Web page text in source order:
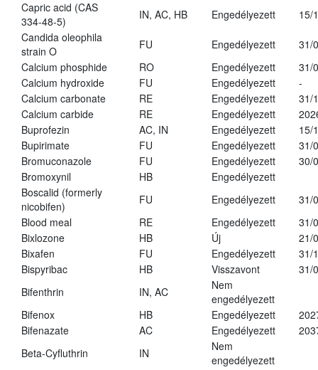
Capric acid (CAS
334-48-5)
IN, AC, HB Engedélyezett
15/
Candida oleophila
strain O
FU Engedélyezett
31/
Calcium phosphide
RO Engedélyezett
31/
Calcium hydroxide
FU Engedélyezett
-
Calcium carbonate
RE Engedélyezett
31/
Calcium carbide
RE Engedélyezett
Buprofezin
AC, IN Engedélyezett
15/
Bupirimate
FU Engedélyezett
31/
Bromuconazole
FU Engedélyezett
30/
Bromoxynil
HB
Engedélyezett
Boscalid (formerly
nicobifen)
FU Engedélyezett
31/
Blood meal
RE Engedélyezett
31/
Bixlozone
HB Új
21/
Bixafen
FU Engedélyezett
31/
Bispyribac
HB Visszavont
31/
Bifenthrin
IN, AC
Nem
engedélyezett
Bifenox
HB Engedélyezett
Bifenazate
AC Engedélyezett
Beta-Cyfluthrin
IN
Nem
engedélyezett